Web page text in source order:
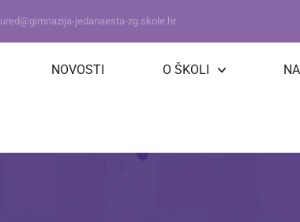
ured@gimnazija-jedanaesta-zg.skole.hr
NOVOSTI O ŠKOLI